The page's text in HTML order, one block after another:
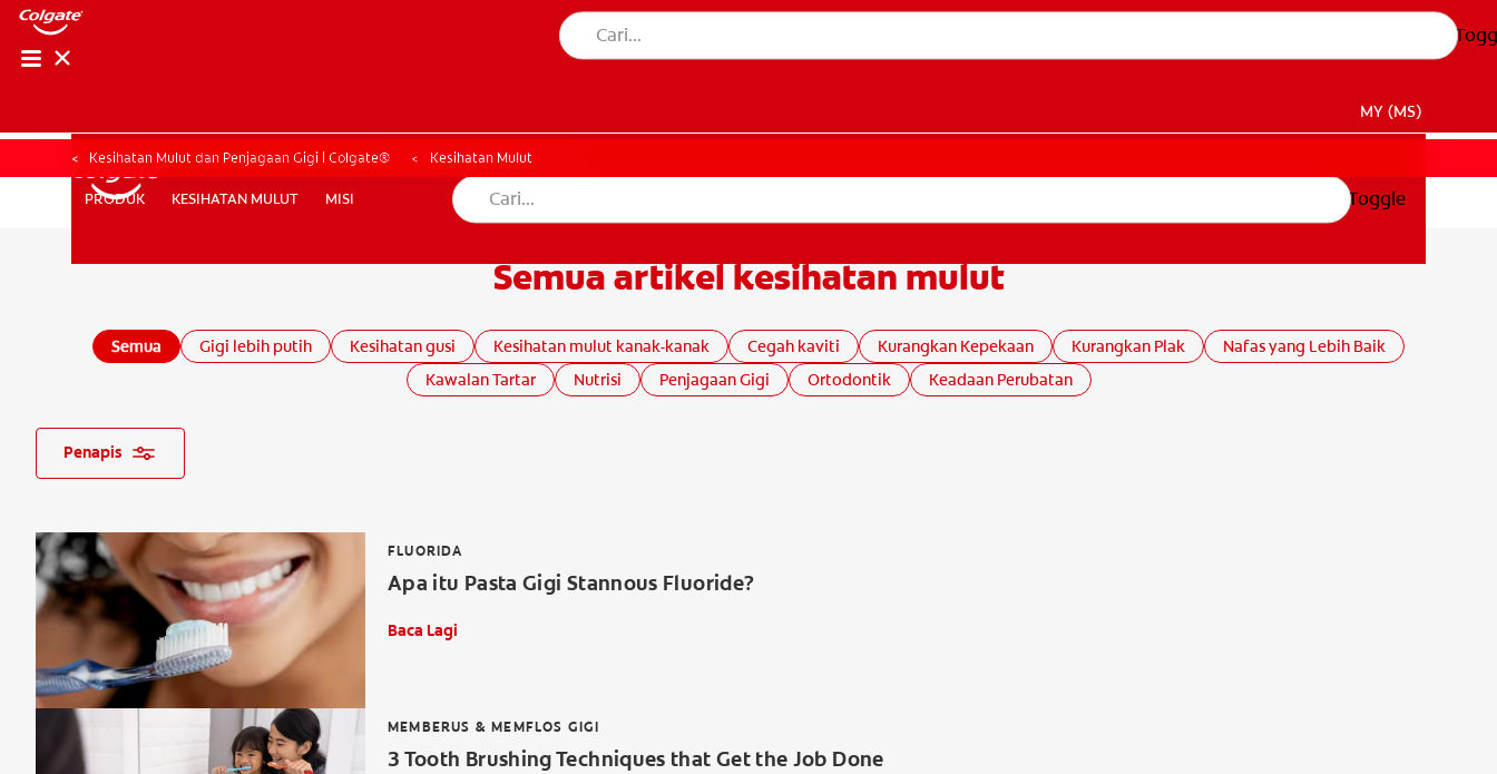
PRODUK KESIHATAN MULUT MISI
MY (MS)
MY (MS)
PRODUK KESIHATAN MULUT MISI
PENILAIAN KESIHATAN MULUT
Toggle
Kesihatan Mulut dan Penjagaan Gigi | Colgate® Kesihatan Mulut
Semua artikel kesihatan mulut
Semua Gigi lebih putih Kesihatan gusi Kesihatan mulut kanak-kanak Cegah kaviti Kurangkan Kepekaan Kurangkan Plak
Nafas yang Lebih Baik
Kawalan Tartar
Nutrisi Penjagaan Gigi Ortodontik Keadaan Perubatan
Penapis
FLUORIDA
Apa itu Pasta Gigi Stannous Fluoride?
Baca Lagi
MEMBERUS & MEMFLOS GIGI
3 Tooth Brushing Techniques that Get the Job Done